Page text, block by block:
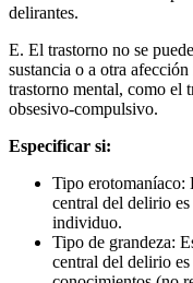
delirantes.
E. El trastorno no se
sustancia o a otra
trastorno mental, como el
obsesivo-compulsivo.
Especificar si:
Tipo erotomaníaco:
central del delirio es
individuo.
Tipo de grandeza:
central del delirio